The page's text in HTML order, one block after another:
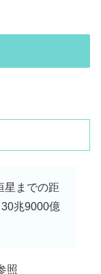
星までの距
兆9000億
照